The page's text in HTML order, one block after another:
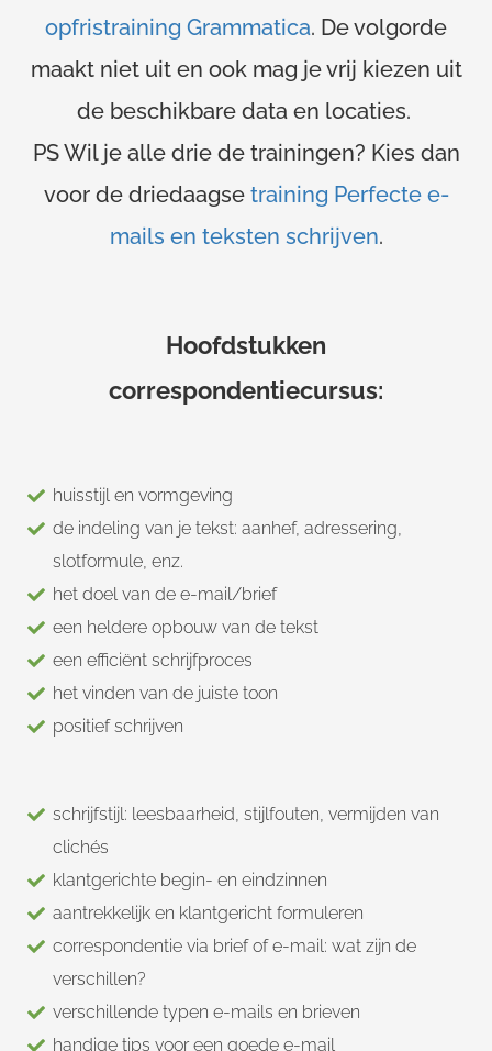
opfristraining Grammatica. De volgorde
maakt niet uit en ook mag je vrij kiezen uit
de beschikbare data en locaties.
PS Wil je alle drie de trainingen? Kies dan
voor de driedaagse training Perfecte e-
mails en teksten schrijven.
Hoofdstukken
correspondentiecursus:
huisstijl en vormgeving
de indeling van je tekst: aanhef, adressering,
slotformule, enz.
het doel van de e-mail/brief
een heldere opbouw van de tekst
een efficiënt schrijfproces
het vinden van de juiste toon
positief schrijven
schrijfstijl: leesbaarheid, stijlfouten, vermijden van
clichés
klantgerichte begin- en eindzinnen
aantrekkelijk en klantgericht formuleren
correspondentie via brief of e-mail: wat zijn de
verschillen?
verschillende typen e-mails en brieven
handige tips voor een goede e-mail